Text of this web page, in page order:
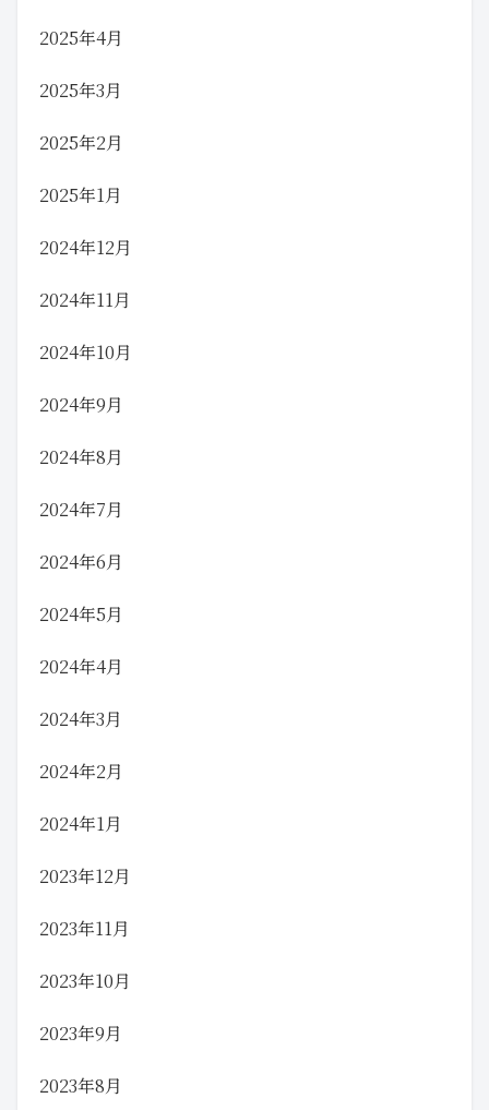
2025年4月
2025年3月
2025年2月
2025年1月
2024年12月
2024年11月
2024年10月
2024年9月
2024年8月
2024年7月
2024年6月
2024年5月
2024年4月
2024年3月
2024年2月
2024年1月
2023年12月
2023年11月
2023年10月
2023年9月
2023年8月